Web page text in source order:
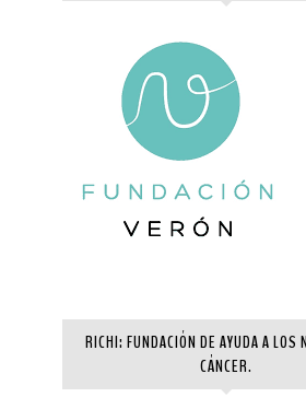
RICHI: FUNDACIÓN DE AYUDA A LOS
CÁNCER.